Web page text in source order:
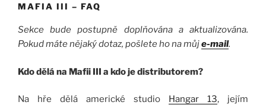
MAFIA III – FAQ
Sekce bude postupně doplňována a aktualizována.
Pokud máte nějaký dotaz, pošlete ho na můje-mail.
Kdo dělá na Mafii III a kdo je distributorem?
Na hře dělá americké studio Hangar 13, jejím